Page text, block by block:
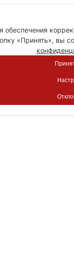
«Принять», вы